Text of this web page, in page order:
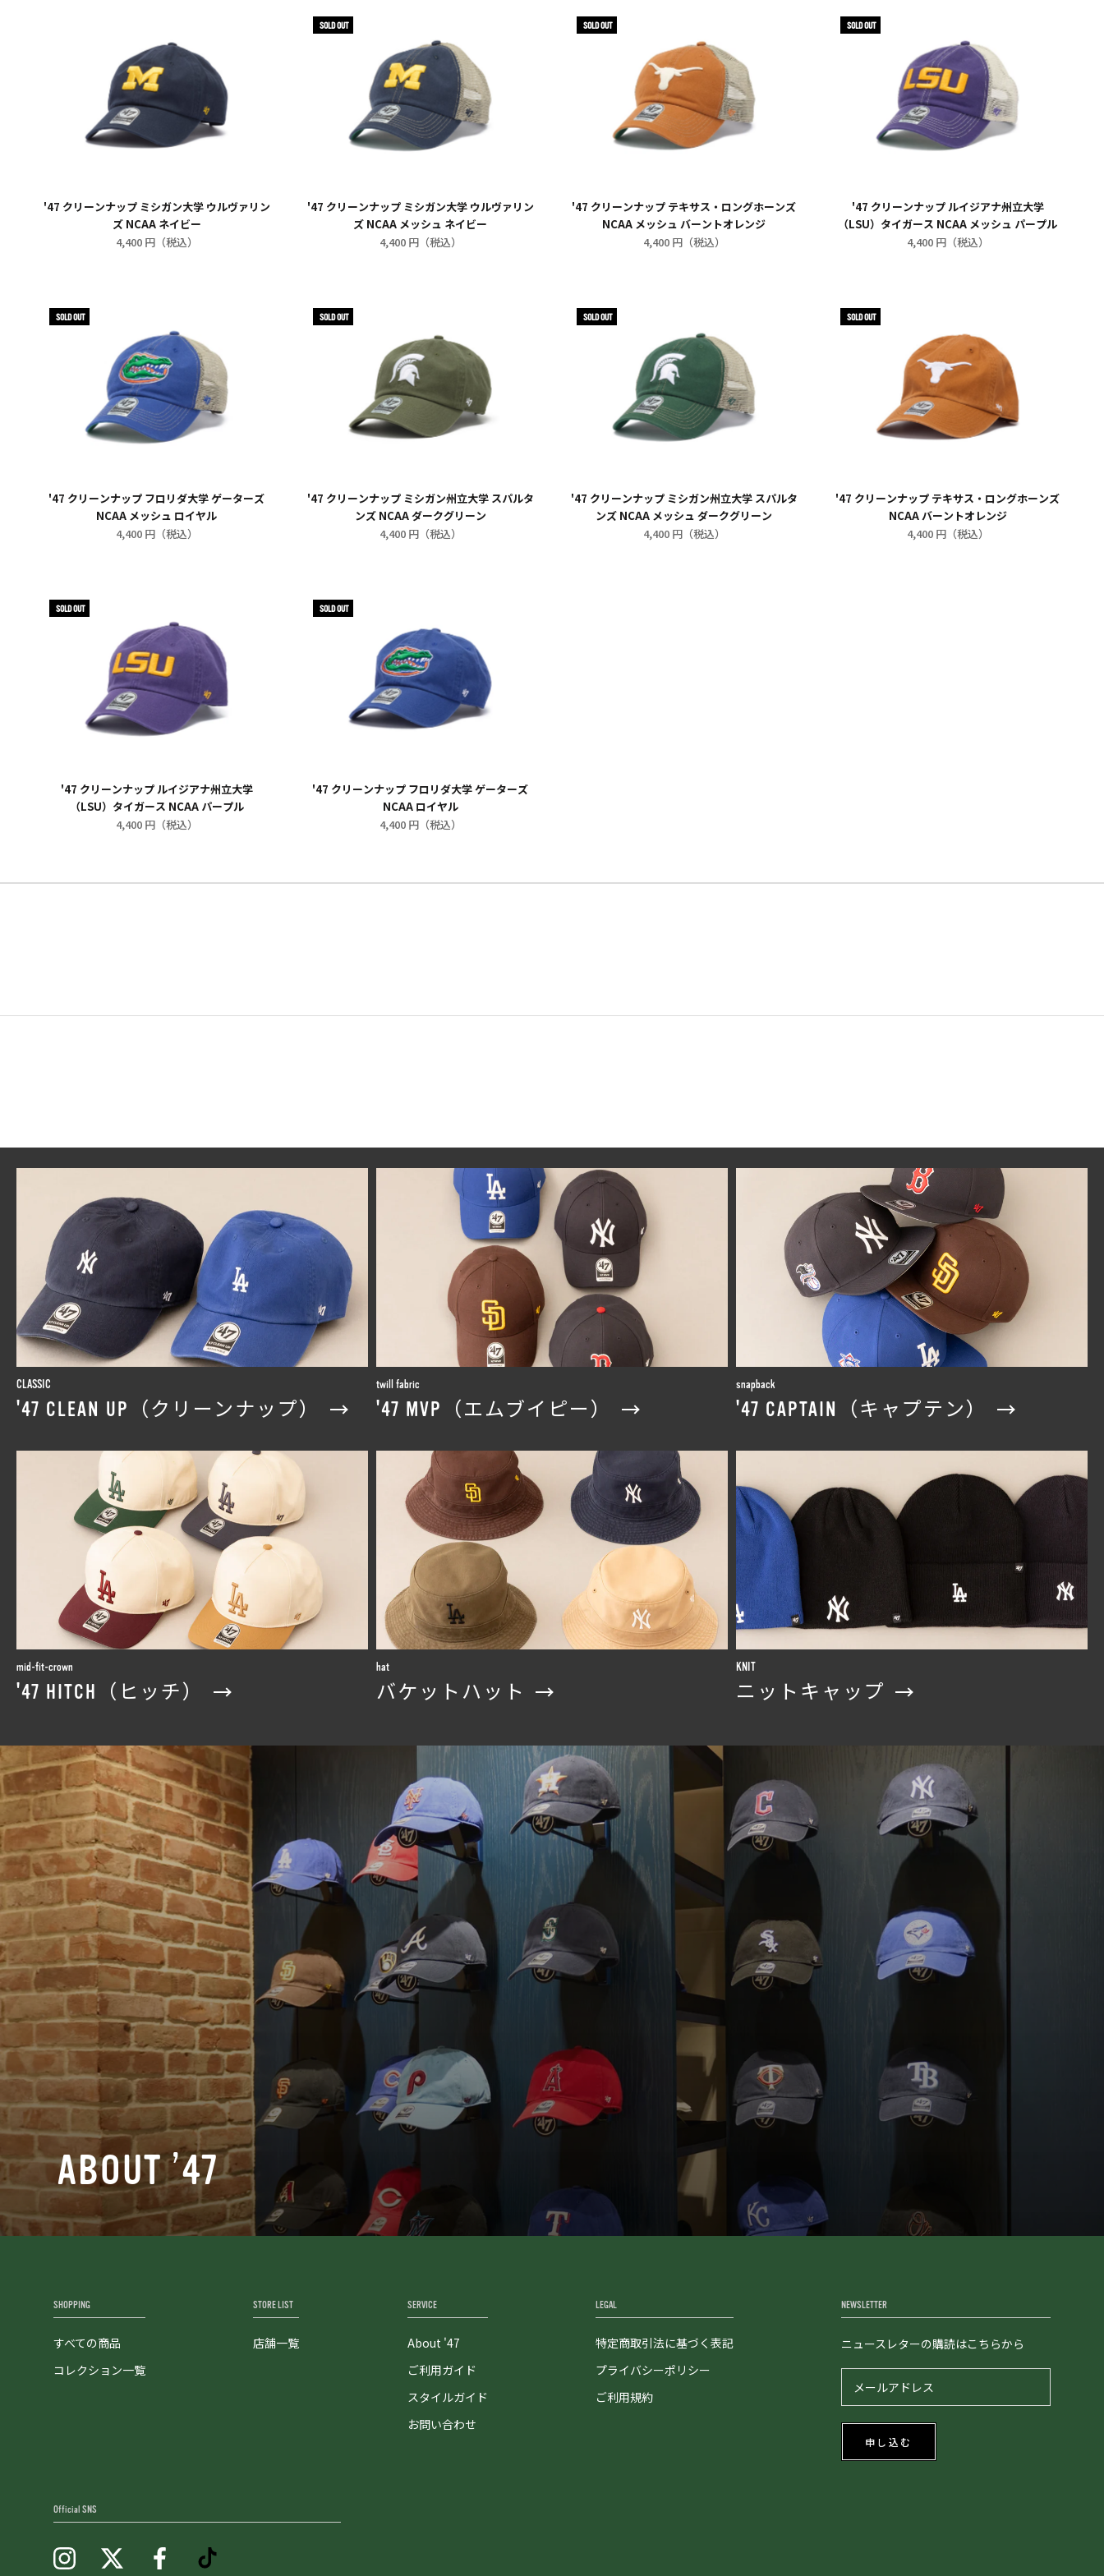
'47 クリーンナップ ミシガン大学 ウルヴァリン
ズ NCAA ネイビー
4,400 円（税込）
SOLD OUT
'47 クリーンナップ ミシガン大学 ウルヴァリン
ズ NCAA メッシュ ネイビー
4,400 円（税込）
SOLD OUT
'47 クリーンナップ テキサス・ロングホーンズ
NCAA メッシュ バーントオレンジ
4,400 円（税込）
SOLD OUT
'47 クリーンナップ ルイジアナ州立大学
（LSU）タイガース NCAA メッシュ パープル
4,400 円（税込）
SOLD OUT
'47 クリーンナップ フロリダ大学 ゲーターズ
NCAA メッシュ ロイヤル
4,400 円（税込）
SOLD OUT
'47 クリーンナップ ミシガン州立大学 スパルタ
ンズ NCAA ダークグリーン
4,400 円（税込）
SOLD OUT
'47 クリーンナップ ミシガン州立大学 スパルタ
ンズ NCAA メッシュ ダークグリーン
4,400 円（税込）
SOLD OUT
'47 クリーンナップ テキサス・ロングホーンズ
NCAA バーントオレンジ
4,400 円（税込）
SOLD OUT
'47 クリーンナップ ルイジアナ州立大学
（LSU）タイガース NCAA パープル
4,400 円（税込）
SOLD OUT
'47 クリーンナップ フロリダ大学 ゲーターズ
NCAA ロイヤル
4,400 円（税込）
CLASSIC
'47 CLEAN UP（クリーンナップ）
twill fabric
'47 MVP（エムブイピー）
snapback
'47 CAPTAIN（キャプテン）
mid-fit-crown
'47 HITCH（ヒッチ）
hat
バケットハット
KNIT
ニットキャップ
ABOUT ’47
SHOPPING
すべての商品
コレクション一覧
STORE LIST
店舗一覧
SERVICE
About '47
ご利用ガイド
スタイルガイド
お問い合わせ
LEGAL
特定商取引法に基づく表記
プライバシーポリシー
ご利用規約
NEWSLETTER
ニュースレターの購読はこちらから
申し込む
Official SNS